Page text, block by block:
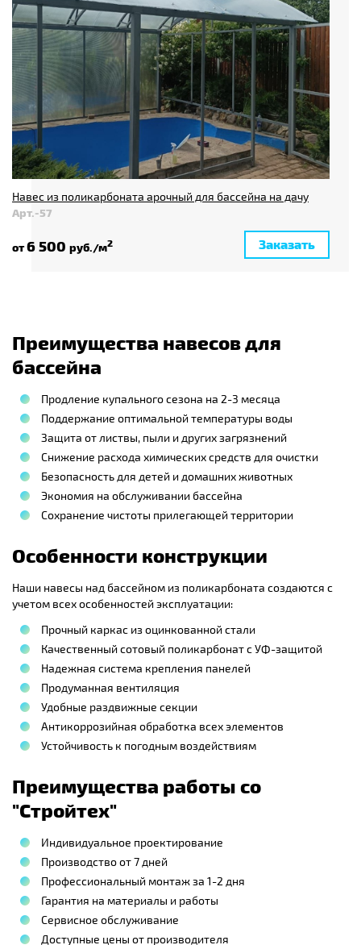
Навес из поликарбоната арочный для бассейна на дачу
Арт.-57
от6 500 руб./м2 Заказать
Преимущества навесов для
бассейна
Продление купального сезона на 2-3 месяца
Поддержание оптимальной температуры воды
Защита от листвы, пыли и других загрязнений
Снижение расхода химических средств для очистки
Безопасность для детей и домашних животных
Экономия на обслуживании бассейна
Сохранение чистоты прилегающей территории
Особенности конструкции
Наши навесы над бассейном из поликарбоната создаются с
учетом всех особенностей эксплуатации:
Прочный каркас из оцинкованной стали
Качественный сотовый поликарбонат с УФ-защитой
Надежная система крепления панелей
Продуманная вентиляция
Удобные раздвижные секции
Антикоррозийная обработка всех элементов
Устойчивость к погодным воздействиям
Преимущества работы со
"Стройтех"
Индивидуальное проектирование
Производство от 7 дней
Профессиональный монтаж за 1-2 дня
Гарантия на материалы и работы
Сервисное обслуживание
Доступные цены от производителя